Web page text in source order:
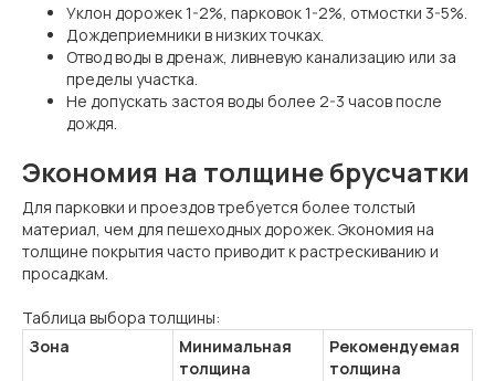
Уклон дорожек 1-2%, парковок 1-2%, отмостки 3-5%.
Дождеприемники в низких точках.
Отвод воды в дренаж, ливневую канализацию или за
пределы участка.
Не допускать застоя воды более 2-3 часов после
дождя.
Экономия на толщине брусчатки
Для парковки и проездов требуется более толстый
материал, чем для пешеходных дорожек. Экономия на
толщине покрытия часто приводит к растрескиванию и
просадкам.
Таблица выбора толщины:
Зона
Минимальная
толщина
Рекомендуемая
толщина